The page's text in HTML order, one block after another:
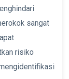
sangat
risiko